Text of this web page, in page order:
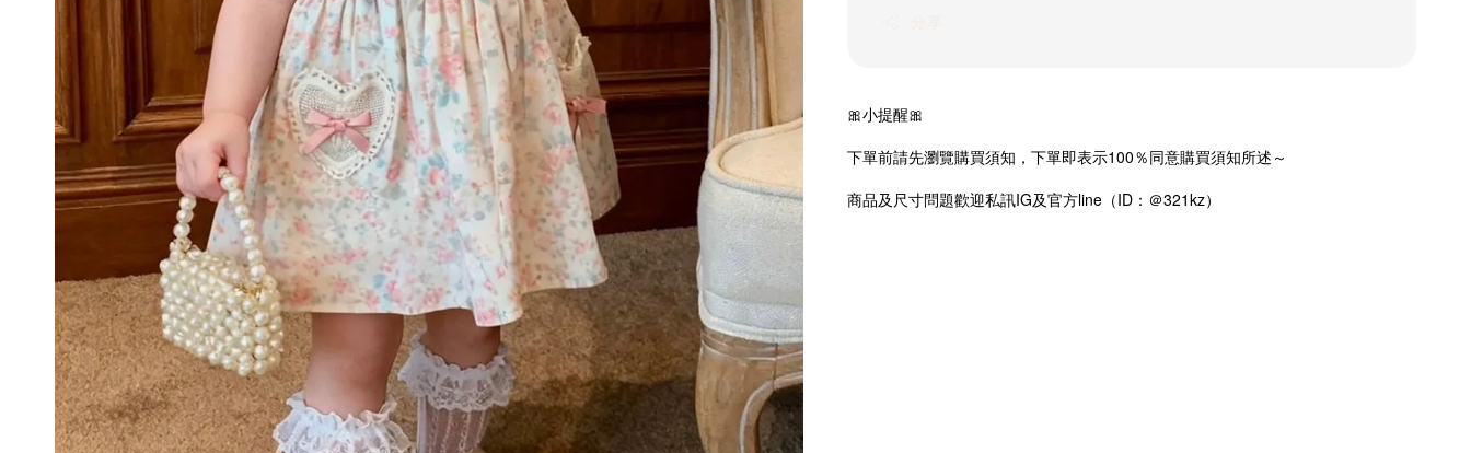
🎀小提醒🎀
下單前請先瀏覽購買須知，下單即表示100％同意購買須知所述～
商品及尺寸問題歡迎私訊IG及官方line（ID：＠321kz）